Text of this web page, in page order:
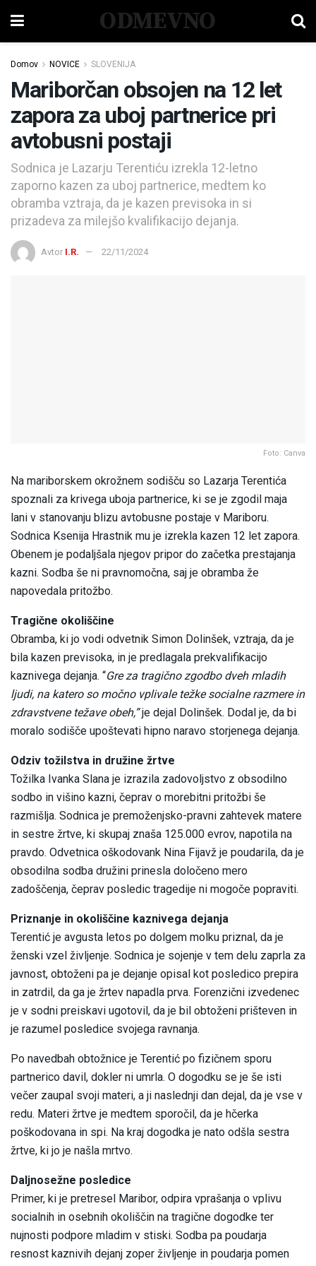
ODMEVNO
Domov NOVICE SLOVENIJA
Mariborčan obsojen na 12 let
zapora za uboj partnerice pri
avtobusni postaji
Sodnica je Lazarju Terentiću izrekla 12-letno
zaporno kazen za uboj partnerice, medtem ko
obramba vztraja, da je kazen previsoka in si
prizadeva za milejšo kvalifikacijo dejanja.
Avtor I.R. 22/11/2024
Foto: Canva
Na mariborskem okrožnem sodišču so Lazarja Terentića
spoznali za krivega uboja partnerice, ki se je zgodil maja
lani v stanovanju blizu avtobusne postaje v Mariboru.
Sodnica Ksenija Hrastnik mu je izrekla kazen 12 let zapora.
Obenem je podaljšala njegov pripor do začetka prestajanja
kazni. Sodba še ni pravnomočna, saj je obramba že
napovedala pritožbo.
Tragične okoliščine
Obramba, ki jo vodi odvetnik Simon Dolinšek, vztraja, da je
bila kazen previsoka, in je predlagala prekvalifikacijo
kaznivega dejanja. “Gre za tragično zgodbo dveh mladih
ljudi, na katero so močno vplivale težke socialne razmere in
zdravstvene težave obeh,”je dejal Dolinšek. Dodal je, da bi
moralo sodišče upoštevati hipno naravo storjenega dejanja.
Odziv tožilstva in družine žrtve
Tožilka Ivanka Slana je izrazila zadovoljstvo z obsodilno
sodbo in višino kazni, čeprav o morebitni pritožbi še
razmišlja. Sodnica je premoženjsko-pravni zahtevek matere
in sestre žrtve, ki skupaj znaša 125.000 evrov, napotila na
pravdo. Odvetnica oškodovank Nina Fijavž je poudarila, da je
obsodilna sodba družini prinesla določeno mero
zadoščenja, čeprav posledic tragedije ni mogoče popraviti.
Priznanje in okoliščine kaznivega dejanja
Terentić je avgusta letos po dolgem molku priznal, da je
ženski vzel življenje. Sodnica je sojenje v tem delu zaprla za
javnost, obtoženi pa je dejanje opisal kot posledico prepira
in zatrdil, da ga je žrtev napadla prva. Forenzični izvedenec
je v sodni preiskavi ugotovil, da je bil obtoženi prišteven in
je razumel posledice svojega ravnanja.
Po navedbah obtožnice je Terentić po fizičnem sporu
partnerico davil, dokler ni umrla. O dogodku se je še isti
večer zaupal svoji materi, a ji naslednji dan dejal, da je vse v
redu. Materi žrtve je medtem sporočil, da je hčerka
poškodovana in spi. Na kraj dogodka je nato odšla sestra
žrtve, ki jo je našla mrtvo.
Daljnosežne posledice
Primer, ki je pretresel Maribor, odpira vprašanja o vplivu
socialnih in osebnih okoliščin na tragične dogodke ter
nujnosti podpore mladim v stiski. Sodba pa poudarja
resnost kaznivih dejanj zoper življenje in poudarja pomen